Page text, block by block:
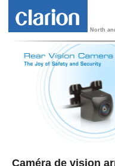
North
Caméra de vision